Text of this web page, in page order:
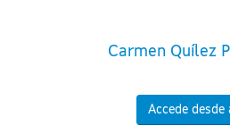
Carmen Quílez
Accede desde